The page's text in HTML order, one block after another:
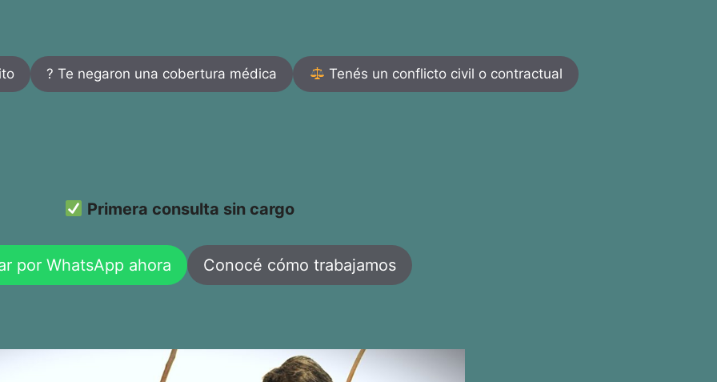
? Te negaron una cobertura médica Tenés un conflicto civil o contractual
Primera consulta sin cargo
por WhatsApp ahora Conocé cómo trabajamos